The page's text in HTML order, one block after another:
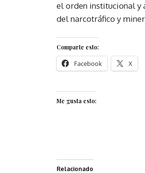
el orden institucional y
del narcotráfico y
Comparte esto:
Facebook X
Me gusta esto:
Relacionado